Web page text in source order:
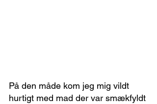
På den måde kom jeg mig vildt
hurtigt med mad der var smækfyldt